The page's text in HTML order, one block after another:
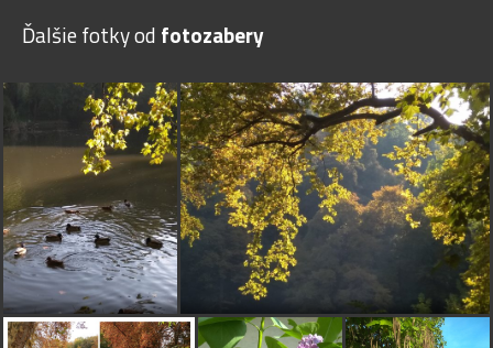
Ďalšie fotky od fotozabery